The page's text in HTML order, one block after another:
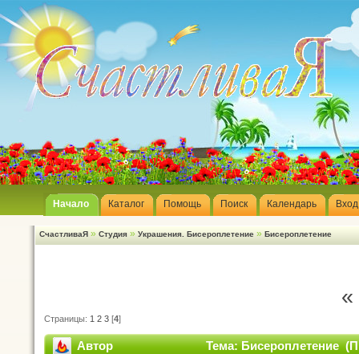
Начало Каталог Помощь Поиск Календарь Вход
СчастливаЯ » Студия » Украшения. Бисероплетение » Бисероплетение
Страницы: 1 2 3 [4]
Автор Тема: Бисероплетение